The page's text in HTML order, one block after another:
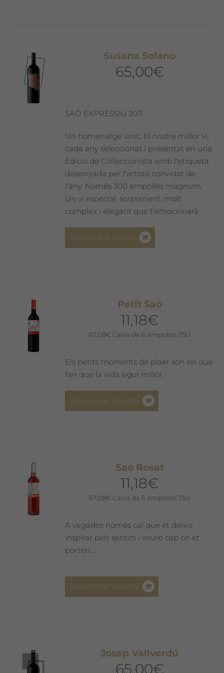
opcions
pàgina
del
producte
Susana Solano
65,00€
SAÓ EXPRESSIU 2011
Un homenatge únic. El nostre millor vi,
cada any seleccionat i presentat en una
Edició de Col·leccionista amb l'etiqueta
dissenyada per l'artista convidat de
l'any. Només 300 ampolles màgnum.
Un vi especial, sorprenent, molt
complex i elegant que t'emocionarà ...
Afegeix a la cistella
Petit Saó
11,18€
67,08€ Caixa de 6 ampolles 75cl
Els petits moments de plaer són els que
fan que la vida sigui millor.
Seleccionar opcions
poden
a
la
Saó Rosat
11,18€
67,08€ Caixa de 6 ampolles 75cl
A vegades només cal que et deixis
inspirar pels sentits i veure cap on et
porten...
Seleccionar opcions
opcions
Josep Vallverdú
65,00€